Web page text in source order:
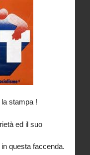
stampa !
ed il suo
questa faccenda.